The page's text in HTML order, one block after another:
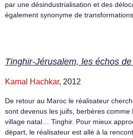
par une désin­dus­tria­li­sa­tion et des
également syno­nyme de
Tinghir-Jérusalem, les échos
Kamal Hachkar, 2012
De retour au Maroc le réalisateur
sont devenus les juifs, berbères comme
village natal… Tinghir. Pour mieux
départ, le réalisateur est allé à la